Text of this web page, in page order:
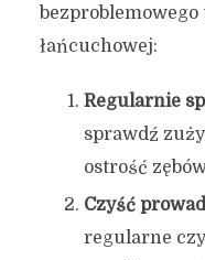
łańcuchowej:
Regularnie
sprawdź
ostrość
Czyść
regularne